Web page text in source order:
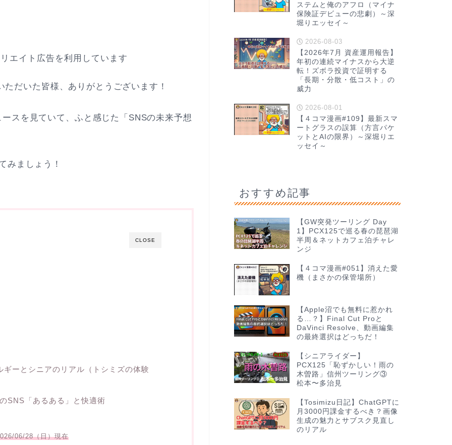
エイト広告を利用しています
だいた皆様、ありがとうございます！
スを見ていて、ふと感じた「SNSの未来予想
みましょう！
CLOSE
ーとシニアのリアル（トシミズの体験
SNS「あるある」と快適術
06/28（日）現在
ステムと俺のアフロ（マイナ
保険証デビューの悲劇）～深
堀りエッセイ～
2026-08-03
【2026年7月 資産運用報告】
年初の連続マイナスから大逆
転！ズボラ投資で証明する
「長期・分散・低コスト」の
威力
2026-08-01
【４コマ漫画#109】最新スマ
ートグラスの誤算（方言パケ
ットとAIの限界）～深堀りエ
ッセイ～
おすすめ記事
【GW突発ツーリング Day
1】PCX125で巡る春の琵琶湖
半周＆ネットカフェ泊チャレ
ンジ
【４コマ漫画#051】消えた愛
機（まさかの保管場所）
【Apple沼でも無料に惹かれ
る…？】Final Cut Proと
DaVinci Resolve、動画編集
の最終選択はどっちだ！
【シニアライダー】
PCX125「恥ずかしい！雨の
木曽路」信州ツーリング③
松本〜多治見
【Tosimizu日記】ChatGPTに
月3000円課金するべき？画像
生成の魅力とサブスク見直し
のリアル